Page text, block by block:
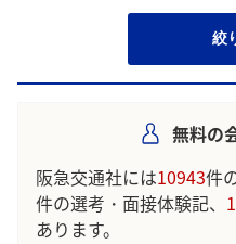
絞
無料の
阪急交通社には10943件
件の選考・面接体験記、
あります。